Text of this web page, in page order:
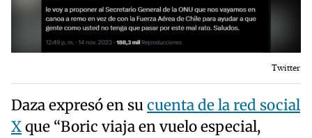
Twitter
Daza expresó en sucuenta de la red social
Xque “Boric viaja en vuelo especial,